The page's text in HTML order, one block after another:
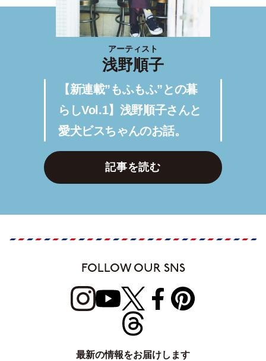
アーティスト
浅野順子
【新連載”もふもふ”との暮
らしVol.1】浅野順子さんと
愛犬ビスちゃんのお話。
記事を読む
FOLLOW OUR SNS
最新の情報をお届けします